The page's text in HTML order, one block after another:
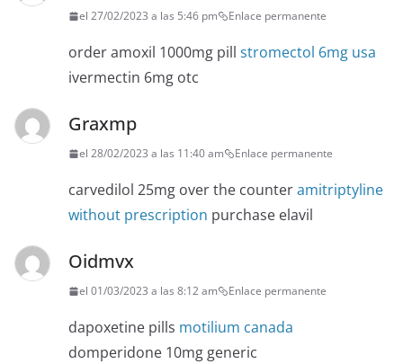
el 27/02/2023 a las 5:46 pm Enlace permanente
order amoxil 1000mg pill stromectol 6mg usa
ivermectin 6mg otc
Graxmp
el 28/02/2023 a las 11:40 am Enlace permanente
carvedilol 25mg over the counteramitriptyline
without prescription purchase elavil
Oidmvx
el 01/03/2023 a las 8:12 am Enlace permanente
dapoxetine pills motilium canada
domperidone 10mg generic